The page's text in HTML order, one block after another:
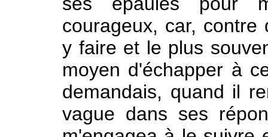
courageux, car,
y faire et le plus
moyen d'échapper à
demandais, quand il
vague dans ses